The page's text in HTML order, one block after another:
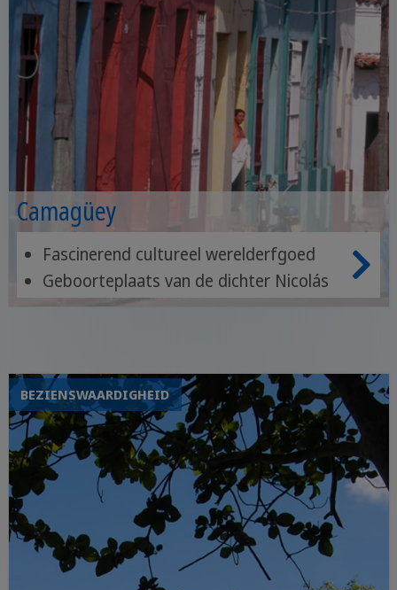
Camagüey
Fascinerend cultureel werelderfgoed
Geboorteplaats van de dichter Nicolás
Guillén
BEZIENSWAARDIGHEID